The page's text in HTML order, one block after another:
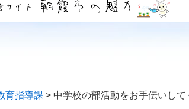
育指導課 > 中学校の部活動をお手伝いし